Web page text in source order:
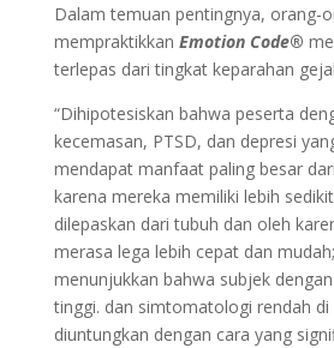
Dalam temuan pentingnya, orang-
mempraktikkan Emotion Code®
terlepas dari tingkat keparahan
“Dihipotesiskan bahwa peserta
kecemasan, PTSD, dan depresi
mendapat manfaat paling besar
karena mereka memiliki lebih
dilepaskan dari tubuh dan oleh
merasa lega lebih cepat dan
menunjukkan bahwa subjek
tinggi. dan simtomatologi rendah
diuntungkan dengan cara yang